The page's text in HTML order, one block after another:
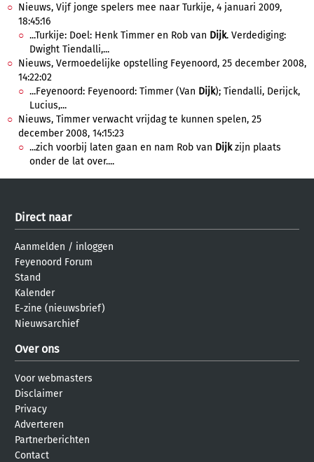
Nieuws, Vijf jonge spelers mee naar Turkije, 4 januari 2009,
18:45:16
...Turkije: Doel: Henk Timmer en Rob van Dijk. Verdediging:
Dwight Tiendalli,...
Nieuws, Vermoedelijke opstelling Feyenoord, 25 december 2008,
14:22:02
...Feyenoord: Feyenoord: Timmer (Van Dijk); Tiendalli, Derijck,
Lucius,...
Nieuws, Timmer verwacht vrijdag te kunnen spelen, 25
december 2008, 14:15:23
...zich voorbij laten gaan en nam Rob van Dijkzijn plaats
onder de lat over....
Direct naar
Aanmelden / inloggen
Feyenoord Forum
Stand
Kalender
E-zine (nieuwsbrief)
Nieuwsarchief
Over ons
Voor webmasters
Disclaimer
Privacy
Adverteren
Partnerberichten
Contact